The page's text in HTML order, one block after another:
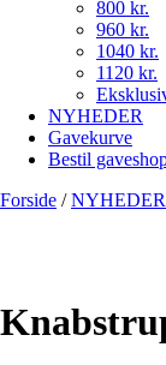
800 kr.
960 kr.
1040 kr.
1120 kr.
NYHEDER
Gavekurve
Bestil
Forside /NYHEDER